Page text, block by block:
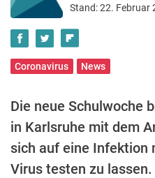
Stand: 22. Februar
Coronavirus News
Die neue Schulwoche
in Karlsruhe mit dem
sich auf eine Infektion
Virus testen zu